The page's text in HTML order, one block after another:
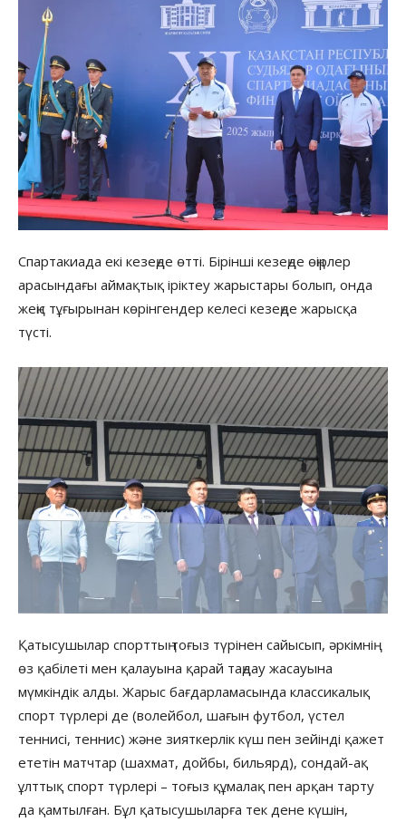
Спартакиада екі кезеңде өтті. Бірінші кезеңде өңірлер
арасындағы аймақтық іріктеу жарыстары болып, онда
жеңіс тұғырынан көрінгендер келесі кезеңде жарысқа
түсті.
Қатысушылар спорттың тоғыз түрінен сайысып, әркімнің
өз қабілеті мен қалауына қарай таңдау жасауына
мүмкіндік алды. Жарыс бағдарламасында классикалық
спорт түрлері де (волейбол, шағын футбол, үстел
теннисі, теннис) және зияткерлік күш пен зейінді қажет
ететін матчтар (шахмат, дойбы, бильярд), сондай-ақ
ұлттық спорт түрлері – тоғыз құмалақ пен арқан тарту
да қамтылған. Бұл қатысушыларға тек дене күшін,